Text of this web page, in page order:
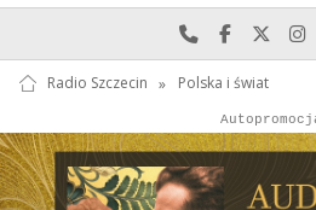
Najlepiej po
Odwiedź
Radio Szczecin » Polska i świat